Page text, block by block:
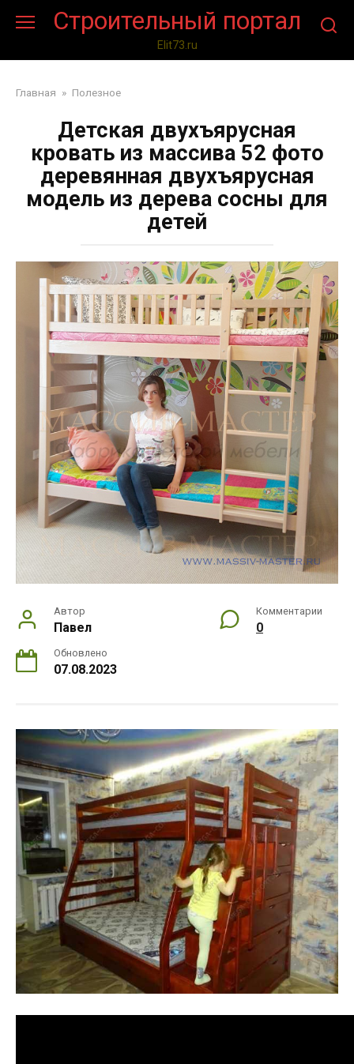
Строительный портал
Elit73.ru
Главная » Полезное
Детская двухъярусная
кровать из массива 52 фото
деревянная двухъярусная
модель из дерева сосны для
детей
Автор
Павел
Комментарии
0
Обновлено
07.08.2023